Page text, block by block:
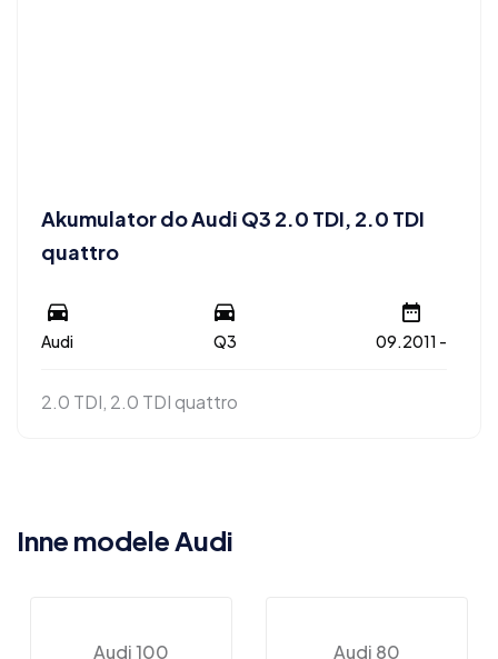
Akumulator do Audi Q3 2.0 TDI, 2.0 TDI
quattro
Audi Q3 09.2011 -
2.0 TDI, 2.0 TDI quattro
Inne modele Audi
Audi 100 Audi 80